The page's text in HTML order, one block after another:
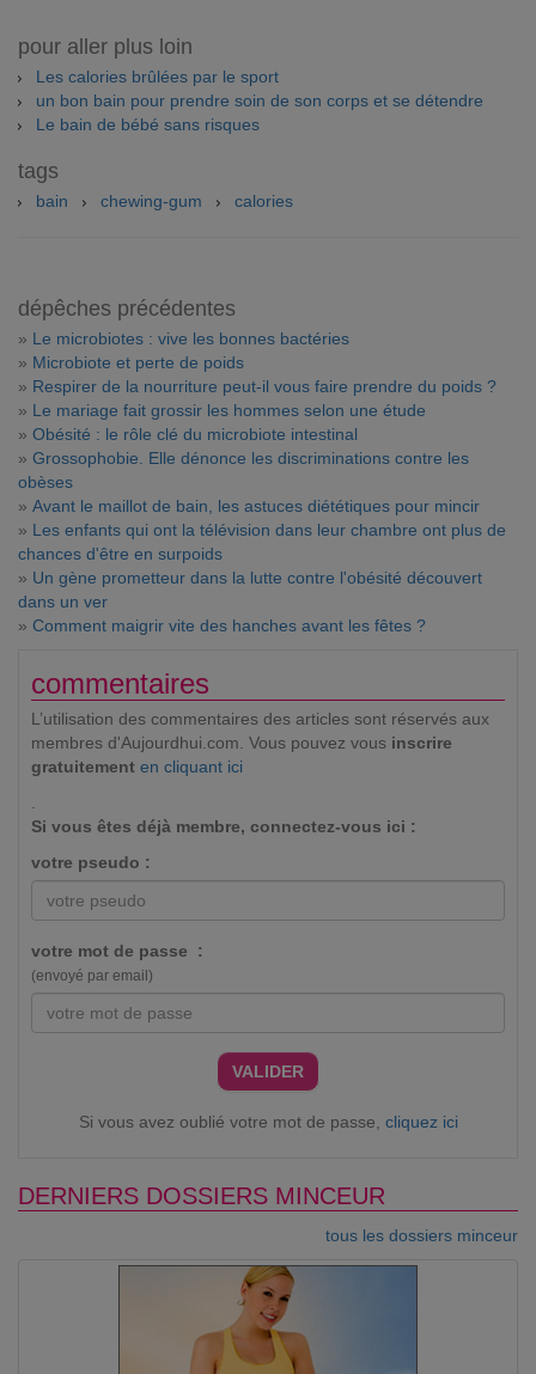
pour aller plus loin
Les calories brûlées par le sport
un bon bain pour prendre soin de son corps et se détendre
Le bain de bébé sans risques
tags
bain chewing-gum calories
dépêches précédentes
» Le microbiotes : vive les bonnes bactéries
» Microbiote et perte de poids
» Respirer de la nourriture peut-il vous faire prendre du poids ?
» Le mariage fait grossir les hommes selon une étude
» Obésité : le rôle clé du microbiote intestinal
» Grossophobie. Elle dénonce les discriminations contre les
obèses
» Avant le maillot de bain, les astuces diététiques pour mincir
» Les enfants qui ont la télévision dans leur chambre ont plus de
chances d'être en surpoids
» Un gène prometteur dans la lutte contre l'obésité découvert
dans un ver
» Comment maigrir vite des hanches avant les fêtes ?
commentaires
L’utilisation des commentaires des articles sont réservés aux
membres d'Aujourdhui.com. Vous pouvez vous inscrire
gratuitement en cliquant ici
.
Si vous êtes déjà membre, connectez-vous ici :
votre pseudo :
votre mot de passe :
(envoyé par email)
VALIDER
Si vous avez oublié votre mot de passe, cliquez ici
DERNIERS DOSSIERS MINCEUR
tous les dossiers minceur